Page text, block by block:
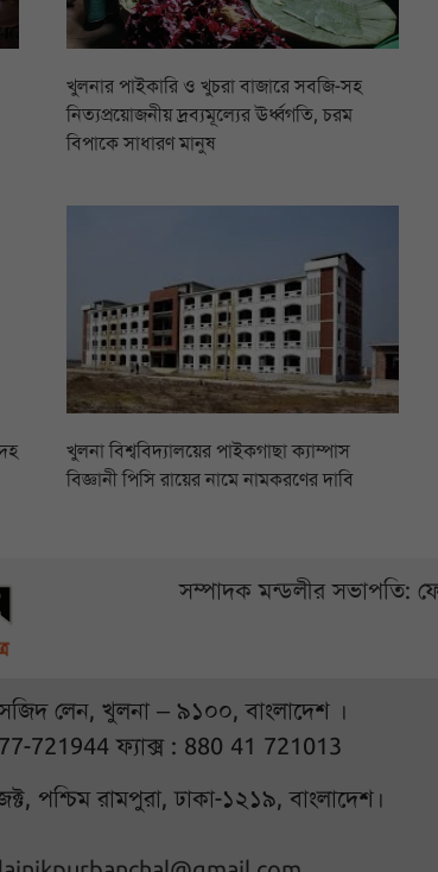
খুলনার পাইকারি ও খুচরা বাজারে সবজি-সহ
নিত্যপ্রয়োজনীয় দ্রব্যমূল্যের ঊর্ধ্বগতি, চরম
বিপাকে সাধারণ মানুষ
খুলনা বিশ্ববিদ্যালয়ের পাইকগাছা ক্যাম্পাস
বিজ্ঞানী পিসি রায়ের নামে নামকরণের দাবি
সম্পাদক মন্ডলীর সভাপতি:
লেন, খুলনা – ৯১০০, বাংলাদেশ ।
721944 ফ্যাক্স : 880 41 721013
পশ্চিম রামপুরা, ঢাকা-১২১৯, বাংলাদেশ।